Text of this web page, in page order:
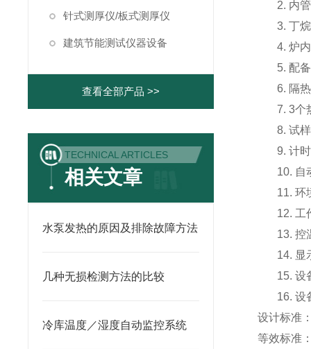
针式测厚仪/板式测厚仪
建筑节能测试仪器设备
查看全部产品 >>
TECHNICAL ARTICLES
相关文章
水泵发热的原因及排除故障方法
几种无损检测方法的比较
冷库温度／湿度自动监控系统
2. 内
3.丁
4.炉
5. 配
6. 隔
7. 3个
8.试
9.计
10. 自
11.环
12. 工
13.控
14. 显
15.设
16.设
设计标准
等效标准